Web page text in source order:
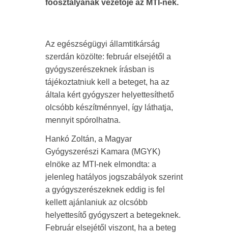
főosztályának vezetője az MTI-nek.
Az egészségügyi államtitkárság
szerdán közölte: február elsejétől a
gyógyszerészeknek írásban is
tájékoztatniuk kell a beteget, ha az
általa kért gyógyszer helyettesíthető
olcsóbb készítménnyel, így láthatja,
mennyit spórolhatna.
Hankó Zoltán, a Magyar
Gyógyszerészi Kamara (MGYK)
elnöke az MTI-nek elmondta: a
jelenleg hatályos jogszabályok szerint
a gyógyszerészeknek eddig is fel
kellett ajánlaniuk az olcsóbb
helyettesítő gyógyszert a betegeknek.
Február elsejétől viszont, ha a beteg